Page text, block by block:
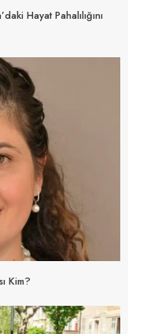
Hayat Pahalılığını
Kim?